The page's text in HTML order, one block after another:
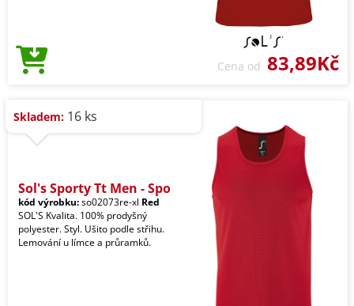
Cena od 83,89Kč
Skladem: 16 ks
Sol's Sporty Tt Men - Spo
kód výrobku:so02073re-xl Red
SOL'S Kvalita. 100% prodyšný
polyester. Styl. Ušito podle střihu.
Lemování u límce a průramků.